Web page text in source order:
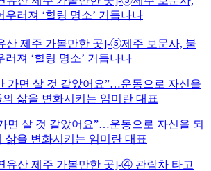
산 제주 가볼만한 곳]-➄제주 보문사, 불
러져 ‘힐링 명소’ 거듭나나
면 살 것 같았어요”…운동으로 자신을 되
삶을 변화시키는 임미란 대표